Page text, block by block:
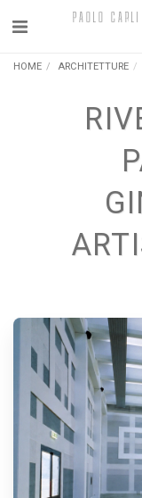
PAOLO
HOME ARCHITETTURE